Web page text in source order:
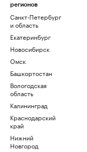
регионов
Санкт-Петербург
и область
Екатеринбург
Новосибирск
Омск
Башкортостан
Вологодская
область
Калининград
Краснодарский
край
Нижний
Новгород